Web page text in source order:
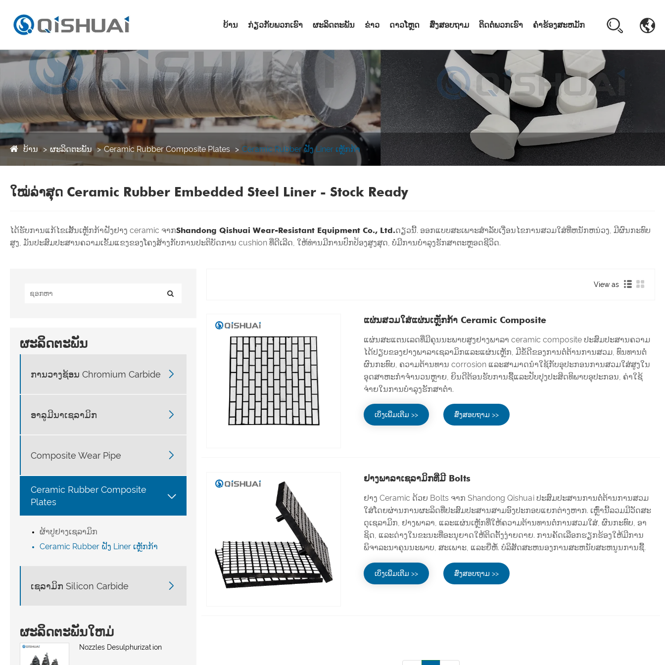
ບ້ານ ກ່ຽວກັບພວກເຮົາ ຜະລິດຕະພັນ ຂ່າວ ດາວໂຫຼດ ສົ່ງສອບຖາມ ຕິດຕໍ່ພວກເຮົາ ຄໍາຮ້ອງສະຫມັກ
ບ້ານ ຜະລິດຕະພັນ Ceramic Rubber Composite Plates Ceramic Rubber ຝັງ Liner ເຫຼັກກ້າ
ໃໝ່ລ່າສຸດ Ceramic Rubber Embedded Steel Liner - Stock Ready
ໄດ້​ຮັບ​ການ​ແກ້​ໄຂ​ເສັ້ນ​ເຫຼັກ​ກ້າ​ຝັງ​ຢາງ ceramic ຈາກ​Shandong Qishuai Wear-Resistant Equipment Co., Ltd.ດຽວນີ້. ອອກແບບສະເພາະສໍາລັບເງື່ອນໄຂການສວມໃສ່ທີ່ຫນັກຫນ່ວງ, ມີຜົນກະທົບ
ສູງ, ມັນປະສົມປະສານຄວາມເຂັ້ມແຂງຂອງໂຄງສ້າງກັບການປະຕິບັດການ cushion ທີ່ດີເລີດ, ໃຫ້ທ່ານມີການປົກປ້ອງສູງສຸດ, ບໍ່ມີການບໍາລຸງຮັກສາຕະຫຼອດຊີວິດ.
ຜະລິດຕະພັນ
ການວາງຊ້ອນ Chromium Carbide 
ອາລູມີນາເຊລາມິກ 
Composite Wear Pipe 
Ceramic Rubber Composite
Plates

ຜ້າປູຢາງເຊລາມິກ
Ceramic Rubber ຝັງ Liner ເຫຼັກກ້າ
ເຊລາມິກ Silicon Carbide 
ຜະລິດຕະພັນໃຫມ່
Nozzles Desulphurization
View as
ແຜ່ນສວມໃສ່ແຜ່ນເຫຼັກກ້າ Ceramic Composite
ແຜ່ນສະແຕນເລດທີ່ມີຄຸນນະພາບສູງຢາງພາລາ ceramic composite ປະສົມປະສານຄວາມ
ໄດ້ປຽບຂອງຢາງພາລາເຊລາມິກແລະແຜ່ນເຫຼັກ, ມີຂໍ້ດີຂອງການຕໍ່ຕ້ານການສວມ, ທົນທານຕໍ່
ຜົນກະທົບ, ຄວາມຕ້ານທານ corrosion ແລະສາມາດນໍາໃຊ້ກັບອຸປະກອນການສວມໃສ່ສູງໃນ
ອຸດສາຫະກໍາຈໍານວນຫຼາຍ, ຍິນດີຕ້ອນຮັບການຊື້ແລະປັບປຸງປະສິດທິພາບອຸປະກອນ, ຄ່າໃຊ້
ຈ່າຍໃນການບໍາລຸງຮັກສາຕ່ໍາ.
ເບິ່ງເພີ່ມເຕີມ >> ສົ່ງສອບຖາມ >>
ຢາງພາລາເຊລາມິກທີ່ມີ Bolts
ຢາງ Ceramic ດ້ວຍ Bolts ຈາກ Shandong Qishuai ປະສົມປະສານການຕໍ່ຕ້ານການສວມ
ໃສ່ໂດຍຜ່ານການຜະລິດທີ່ປະສົມປະສານສາມອົງປະກອບແຍກຕ່າງຫາກ. ເຫຼົ່ານີ້ລວມມີວັດສະ
ດຸເຊລາມິກ, ຢາງພາລາ, ແລະແຜ່ນເຫຼັກທີ່ໃຫ້ຄວາມຕ້ານທານຕໍ່ການສວມໃສ່, ຜົນກະທົບ, ອາ
ຊິດ, ແລະດ່າງໃນຂະນະທີ່ອະນຸຍາດໃຫ້ຕິດຕັ້ງງ່າຍດາຍ. ການຄັດເລືອກຮຽກຮ້ອງໃຫ້ມີການ
ພິຈາລະນາຄຸນນະພາບ, ສະເພາະ, ແລະຍີ່ຫໍ້. ບໍລິສັດສະຫນອງການສະຫນັບສະຫນູນການຊື້.
ເບິ່ງເພີ່ມເຕີມ >> ສົ່ງສອບຖາມ >>